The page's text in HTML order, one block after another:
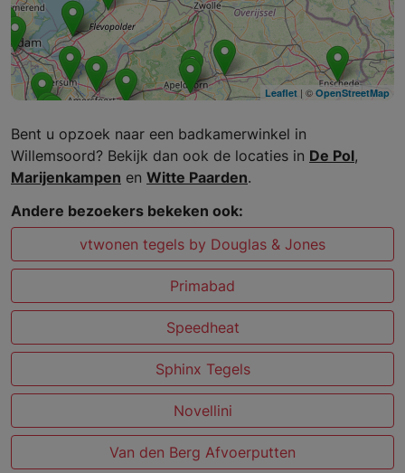
Leaflet | © OpenStreetMap
Bent u opzoek naar een badkamerwinkel in
Willemsoord? Bekijk dan ook de locaties in De Pol,
Marijenkampen en Witte Paarden.
Andere bezoekers bekeken ook:
vtwonen tegels by Douglas & Jones
Primabad
Speedheat
Sphinx Tegels
Novellini
Van den Berg Afvoerputten